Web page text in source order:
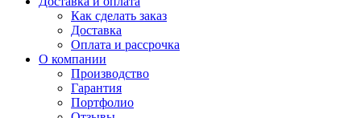
Как сделать заказ
Доставка
Оплата и рассрочка
О компании
Производство
Гарантия
Портфолио